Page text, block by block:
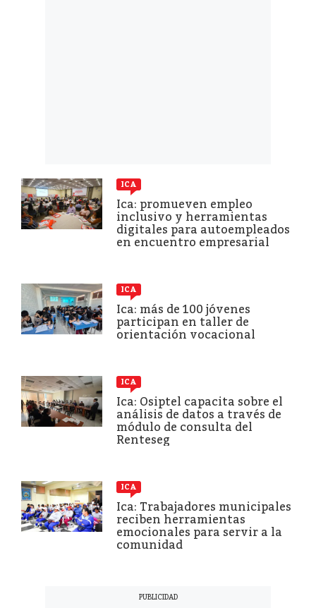
ICA
Ica: promueven empleo
inclusivo y herramientas
digitales para autoempleados
en encuentro empresarial
ICA
Ica: más de 100 jóvenes
participan en taller de
orientación vocacional
ICA
Ica: Osiptel capacita sobre el
análisis de datos a través de
módulo de consulta del
Renteseg
ICA
Ica: Trabajadores municipales
reciben herramientas
emocionales para servir a la
comunidad